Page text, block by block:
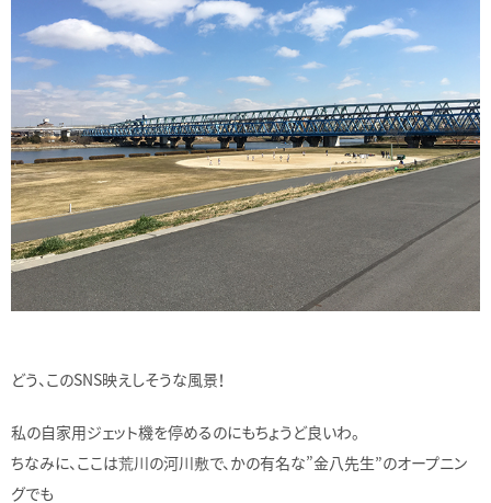
どう、このSNS映えしそうな風景！
私の自家用ジェット機を停めるのにもちょうど良いわ。
ちなみに、ここは荒川の河川敷で、かの有名な”金八先生”のオープニン
グでも